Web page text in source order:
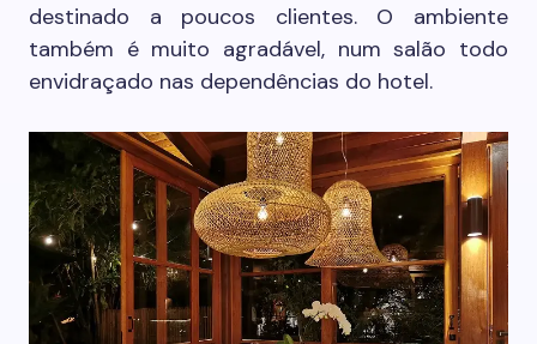
destinado a poucos clientes. O ambiente
também é muito agradável, num salão todo
envidraçado nas dependências do hotel.